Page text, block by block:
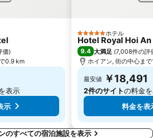
価)
0.9 km
表示
示
5 ホテルのランク
ホテル
Hotel Royal Hoi
9.4 大満足 (7,008件の評
ホイアン, 街の中心ま
最安値 ￥18,491
2件のサイトの料金
料金を表
のすべての宿泊施設を表示